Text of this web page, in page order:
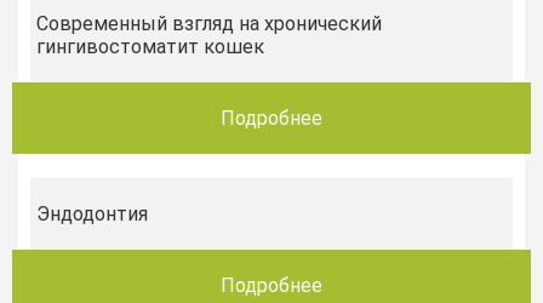
Современный взгляд на хронический
гингивостоматит кошек
Подробнее
Эндодонтия
Подробнее